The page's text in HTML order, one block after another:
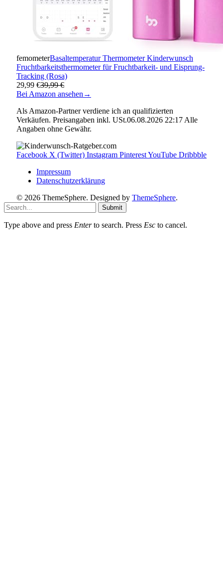
femometerBasaltemperatur Thermometer Kinderwunsch
Fruchtbarkeitsthermometer für Fruchtbarkeit- und Eisprung-
Tracking (Rosa)
29,99 €39,99 €
Bei Amazon ansehen →
Als Amazon-Partner verdiene ich an qualifizierten
Verkäufen. Preisangaben inkl. USt.06.08.2026 22:17 Alle
Angaben ohne Gewähr.
Facebook X (Twitter) Instagram PinterestYouTube Dribbble
Impressum
Datenschutzerklärung
© 2026 ThemeSphere. Designed by ThemeSphere.
Submit
Type above and press Enterto search. Press Esc to cancel.